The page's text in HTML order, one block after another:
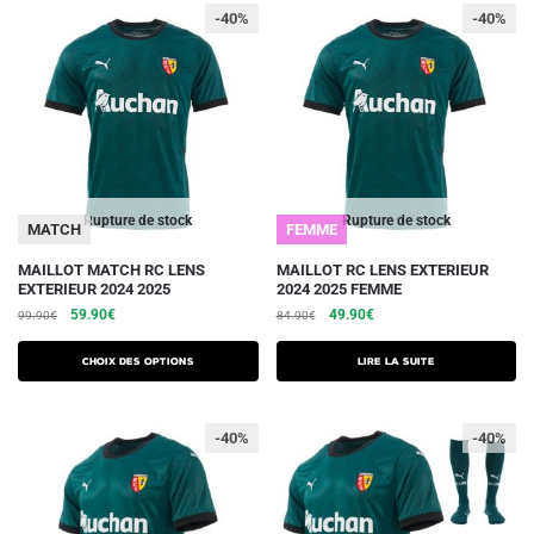
peuvent
choisies
du
Rupture de stock
-40%
MATCH
MAILLOT MATCH RC LENS
EXTERIEUR 2024 2025
99.90€
Le
initial
était :
59.90€Le
actuel
est :
Choix des options
Ce
produit
a
plusieurs
variations.
peuvent
choisies
Rupture de stock
-40%
FEMME
MAILLOT RC LENS EXTERIEUR
2024 2025 FEMME
84.90€
Le
initial
était :
49.90€Le
actuel
est :
Lire la suite
-40% -40%